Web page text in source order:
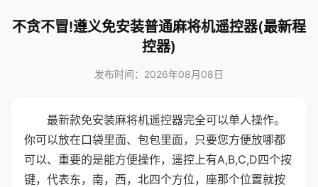
不贪不冒!遵义免安装普通麻将机遥控器(最新程
控器)
发布时间：2026年08月08日
最新款免安装麻将机遥控器完全可以单人操作。
你可以放在口袋里面、包包里面，只要您方便放哪都
可以、重要的是能方便操作，遥控上有A,B,C,D四个按
键，代表东，南，西，北四个方位，座那个位置就按